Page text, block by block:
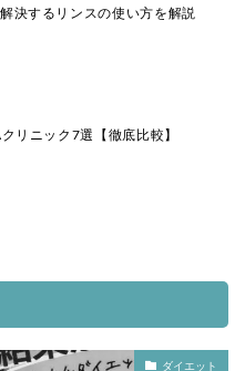
決するリンスの使い方を解説
リニック7選【徹底比較】
ダイエット